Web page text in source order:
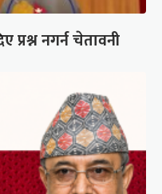
प्रश्न नगर्न चेतावनी